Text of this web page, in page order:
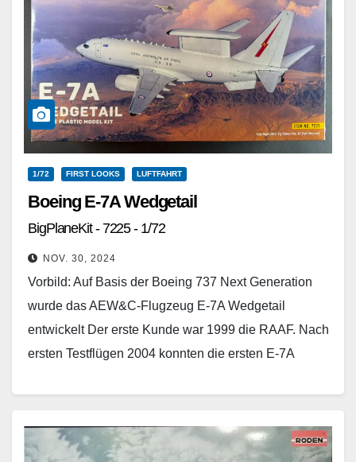
1/72 FIRST LOOKS LUFTFAHRT
Boeing E-7A Wedgetail
BigPlaneKit - 7225 - 1/72
NOV. 30, 2024
Vorbild: Auf Basis der Boeing 737 Next Generation
wurde das AEW&C-Flugzeug E-7A Wedgetail
entwickelt Der erste Kunde war 1999 die RAAF. Nach
ersten Testflügen 2004 konnten die ersten E-7A